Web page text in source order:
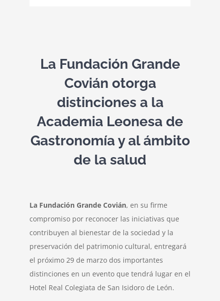
La Fundación Grande
Covián otorga
distinciones a la
Academia Leonesa de
Gastronomía y al ámbito
de la salud
La Fundación Grande Covián, en su firme
compromiso por reconocer las iniciativas que
contribuyen al bienestar de la sociedad y la
preservación del patrimonio cultural, entregará
el próximo 29 de marzo dos importantes
distinciones en un evento que tendrá lugar en el
Hotel Real Colegiata de San Isidoro de León.